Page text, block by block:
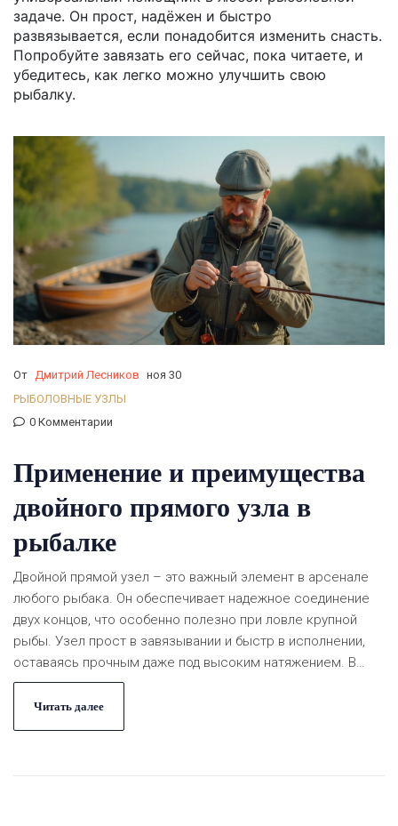
задаче. Он прост, надёжен и быстро
развязывается, если понадобится изменить снасть.
Попробуйте завязать его сейчас, пока читаете, и
убедитесь, как легко можно улучшить свою
рыбалку.
От Дмитрий Лесников ноя 30
РЫБОЛОВНЫЕ УЗЛЫ
0 Комментарии
Применение и преимущества
двойного прямого узла в
рыбалке
Двойной прямой узел – это важный элемент в арсенале
любого рыбака. Он обеспечивает надежное соединение
двух концов, что особенно полезно при ловле крупной
рыбы. Узел прост в завязывании и быстр в исполнении,
оставаясь прочным даже под высоким натяжением. В
статье описывается техника завязывания узла,
возможные варианты его применения и полезные советы
для рыболовов.
Читать далее